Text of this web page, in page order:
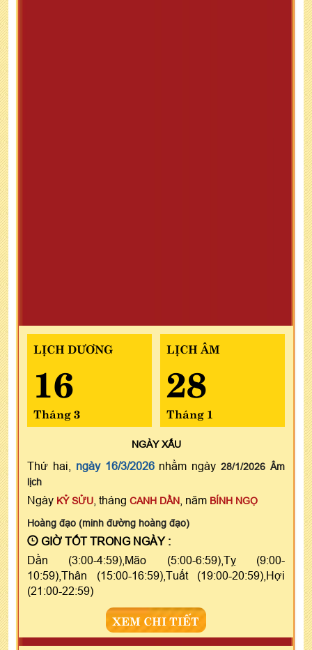
LỊCH DƯƠNG
16
Tháng 3
LỊCH ÂM
28
Tháng 1
NGÀYXẤU
Thứ hai, ngày 16/3/2026nhằm ngày28/1/2026 Âm
lịch
Ngày KỶ SỬU , tháng CANH DẦN , năm BÍNH NGỌ
Hoàng đạo (minh đường hoàng đạo)
GIỜ TỐT TRONG NGÀY :
Dần (3:00-4:59),Mão (5:00-6:59),Tỵ (9:00-
10:59),Thân (15:00-16:59),Tuất (19:00-20:59),Hợi
(21:00-22:59)
XEM CHI TIẾT